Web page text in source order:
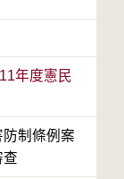
年度憲民
制條例案
查